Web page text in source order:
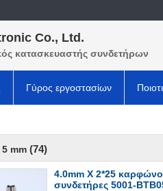
Co., Ltd.
κατασκευαστής συνδετήρων
Γύρος εργοστασίων
mm (74)
4.0mm Χ 2*25
συνδετήρες 5001-